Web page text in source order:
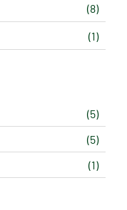
(8)
(1)
(5)
(5)
(1)